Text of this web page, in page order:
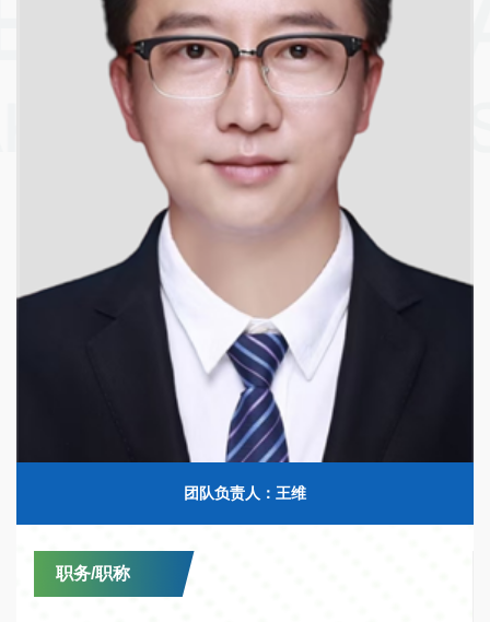
团队负责人：王维
职务/职称